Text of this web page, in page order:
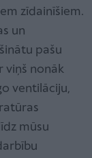
zīdainīšiem.
un
pašu
viņš nonāk
ventilāciju,
mūsu